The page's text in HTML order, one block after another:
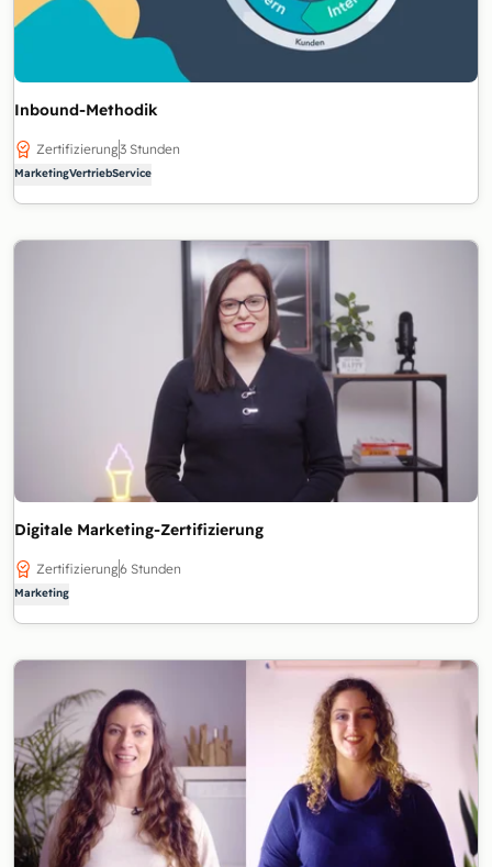
Inbound-Methodik
Zertifizierung3 Stunden
MarketingVertriebService
Digitale Marketing-Zertifizierung
Zertifizierung6 Stunden
Marketing